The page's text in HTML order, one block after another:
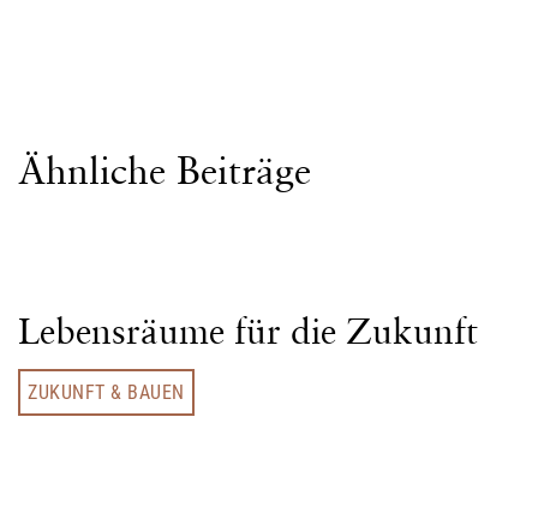
Ähnliche Beiträge
Lebensräume für die Zukunft
ZUKUNFT & BAUEN